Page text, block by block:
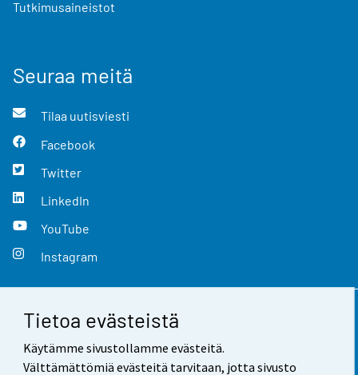
Tietoa evästeistä
Käytämme sivustollamme evästeitä.
Välttämättömiä evästeitä tarvitaan, jotta sivusto
Tutkimusaineistot
Seuraa meitä
Tilaa uutisviesti
Facebook
Twitter
LinkedIn
YouTube
Instagram
Yhteystiedot
Palaute